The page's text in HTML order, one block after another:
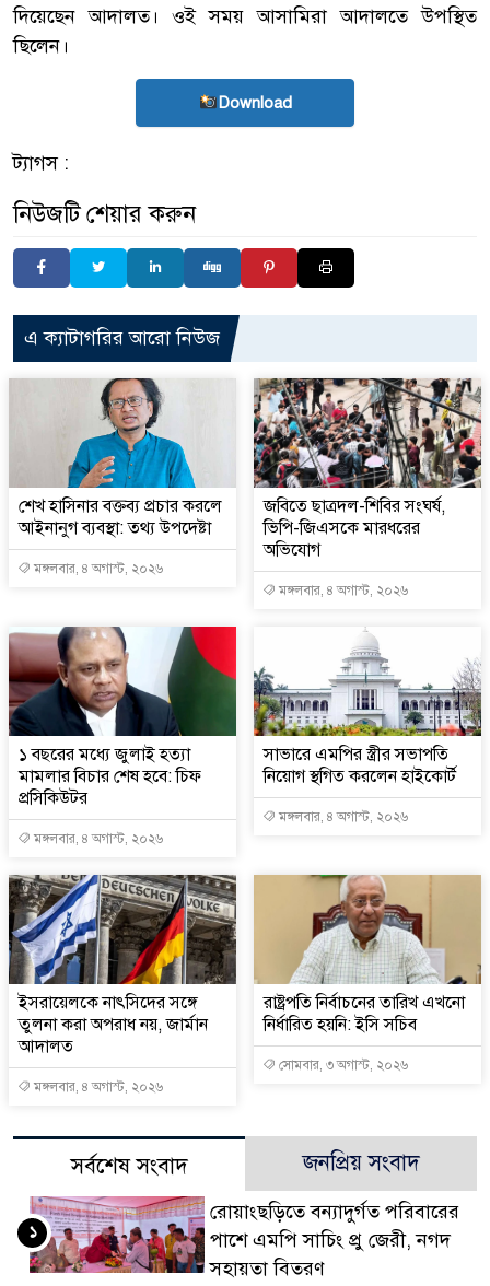
দিয়েছেন আদালত। ওই সময় আসামিরা আদালতে উপস্থিত
ছিলেন।
Download
ট্যাগস :
নিউজটি শেয়ার করুন
এ ক্যাটাগরির আরো নিউজ
শেখ হাসিনার বক্তব্য প্রচার করলে
আইনানুগ ব্যবস্থা: তথ্য উপদেষ্টা
মঙ্গলবার, ৪ অগাস্ট, ২০২৬
জবিতে ছাত্রদল-শিবির সংঘর্ষ,
ভিপি-জিএসকে মারধরের
অভিযোগ
মঙ্গলবার, ৪ অগাস্ট, ২০২৬
১ বছরের মধ্যে জুলাই হত্যা
মামলার বিচার শেষ হবে: চিফ
প্রসিকিউটর
মঙ্গলবার, ৪ অগাস্ট, ২০২৬
সাভারে এমপির স্ত্রীর সভাপতি
নিয়োগ স্থগিত করলেন হাইকোর্ট
মঙ্গলবার, ৪ অগাস্ট, ২০২৬
ইসরায়েলকে নাৎসিদের সঙ্গে
তুলনা করা অপরাধ নয়, জার্মান
আদালত
মঙ্গলবার, ৪ অগাস্ট, ২০২৬
রাষ্ট্রপতি নির্বাচনের তারিখ এখনো
নির্ধারিত হয়নি: ইসি সচিব
সোমবার, ৩ অগাস্ট, ২০২৬
সর্বশেষ সংবাদ জনপ্রিয় সংবাদ
রোয়াংছড়িতে বন্যাদুর্গত পরিবারের
পাশে এমপি সাচিং প্রু জেরী, নগদ
সহায়তা বিতরণ
১